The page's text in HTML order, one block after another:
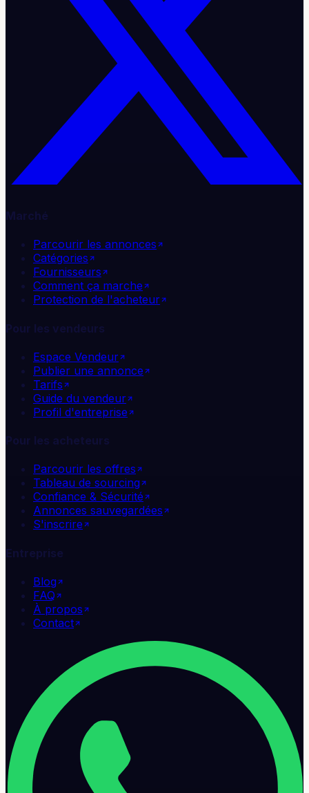
Marché
Parcourir les annonces
Catégories
Fournisseurs
Comment ça marche
Protection de l'acheteur
Pour les vendeurs
Espace Vendeur
Publier une annonce
Tarifs
Guide du vendeur
Profil d'entreprise
Pour les acheteurs
Parcourir les offres
Tableau de sourcing
Confiance & Sécurité
Annonces sauvegardées
S'inscrire
Entreprise
Blog
FAQ
À propos
Contact